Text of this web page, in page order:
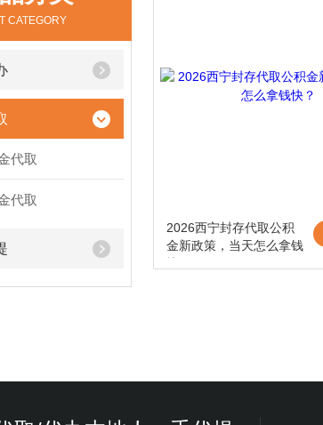
CATEGORY
代取
代取
2026西宁封存代取公积
金新政策，当天怎么拿钱